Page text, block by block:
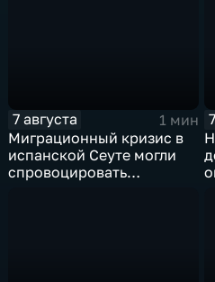
7 августа
1 мин
Миграционный кризис в
испанской Сеуте могли
спровоцировать